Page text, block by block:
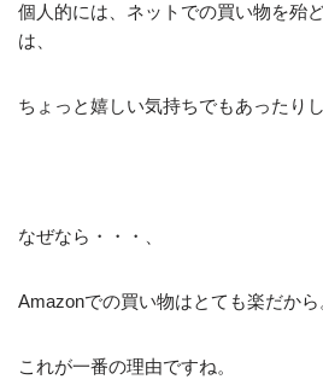
個人的には、ネットでの買い物を殆
は、
ちょっと嬉しい気持ちでもあったりし
なぜなら・・・、
Amazonでの買い物はとても楽だから
これが一番の理由ですね。